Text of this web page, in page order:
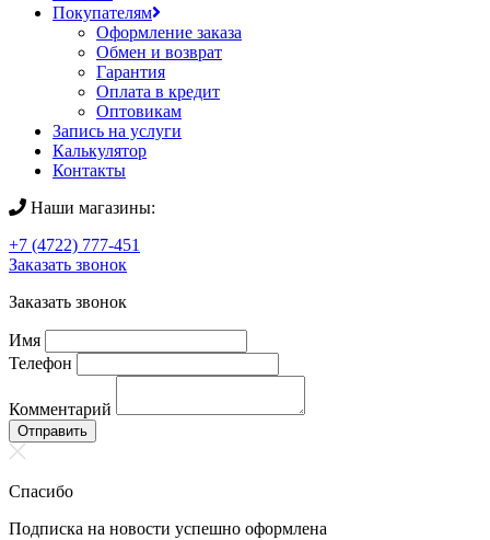
Покупателям
Оформление заказа
Обмен и возврат
Гарантия
Оплата в кредит
Оптовикам
Запись на услуги
Калькулятор
Контакты
Наши магазины:
+7 (4722) 777-451
Заказать звонок
Заказать звонок
Имя
Телефон
Комментарий
Отправить
Спасибо
Подписка на новости успешно оформлена